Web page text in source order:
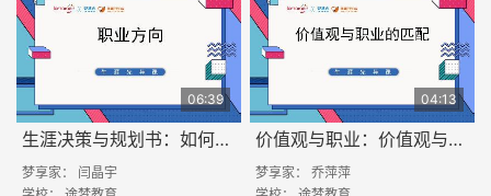
06:39
生涯决策与规划书：如何找到职业方向？
梦享家： 闫晶宇
04:13
价值观与职业：价值观与职业的匹配
梦享家： 乔萍萍